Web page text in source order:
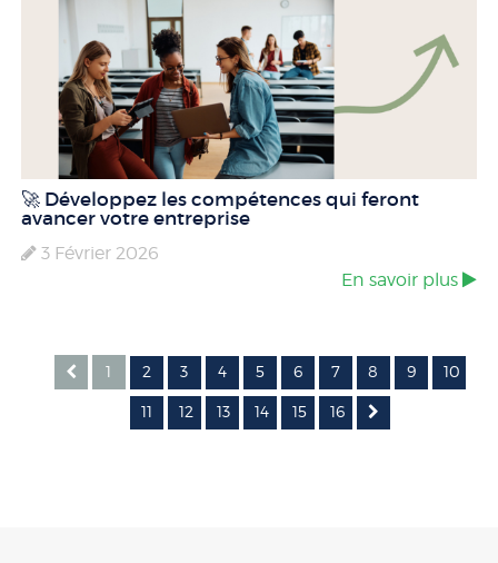
🚀 Développez les compétences qui feront
avancer votre entreprise
3 Février 2026
En savoir plus
1 2 3 4 5 6 7 8 9 10
11 12 13 14 15 16